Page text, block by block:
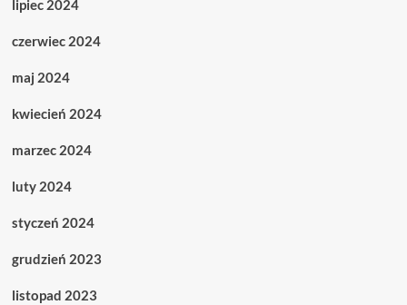
lipiec 2024
czerwiec 2024
maj 2024
kwiecień 2024
marzec 2024
luty 2024
styczeń 2024
grudzień 2023
listopad 2023